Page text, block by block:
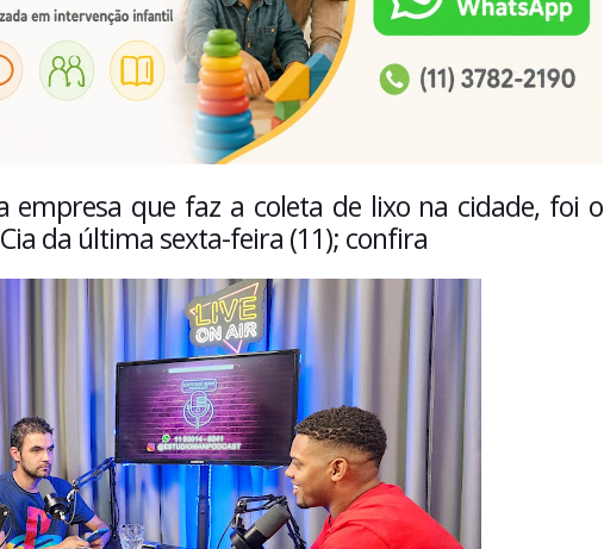
empresa que faz a coleta de lixo na cidade, foi o
da última sexta-feira (11); confira